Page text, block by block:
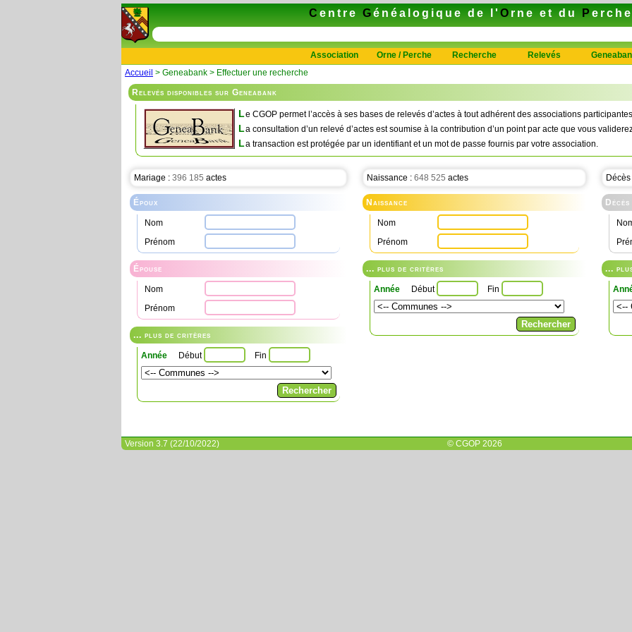
C entre Généalogique de l' O rne et du P erche
Association Orne / Perche Recherche Relevés
Accueil > Geneabank > Effectuer une recherche
Relevés disponibles sur Geneabank
Le CGOP permet l’accès à ses bases de relevés d’actes à tout adhérent des associations
La consultation d’un relevé d’actes est soumise à la contribution d’un point par acte que vous
La transaction est protégée par un identifiant et un mot de passe fournis par votre association.
Mariage : 396 185 actes
Époux
Nom
Prénom
Épouse
Nom
Prénom
... plus de critères
Année Début Fin
Naissance : 648 525 actes
Naissance
Nom
Prénom
... plus de critères
Année Début Fin
Décès
Décès
...
Version 3.7 (22/10/2022) © CGOP 2026